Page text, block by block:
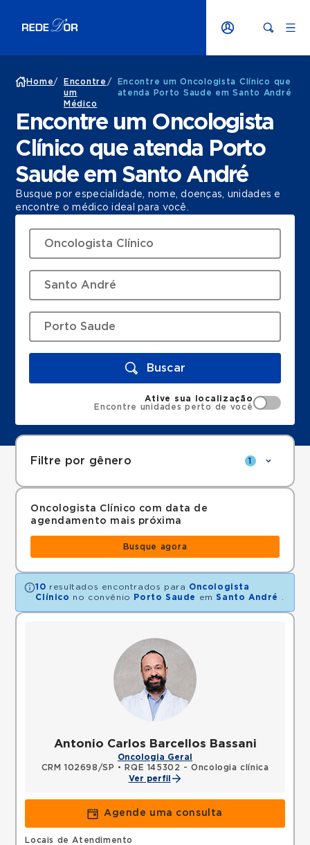
Home/
Encontre
um
Médico
/
Encontre um Oncologista Clínico que
atenda Porto Saude em Santo André
Encontre um Oncologista
Clínico que atenda Porto
Saude em Santo André
Busque por especialidade, nome, doenças, unidades e
encontre o médico ideal para você.
Buscar
Ative sua localização
Encontre unidades perto de você
Filtre por gênero 1
Oncologista Clínico com data de
agendamento mais próxima
Busque agora
10 resultados encontrados para Oncologista
Clínico no convênio Porto Saude em Santo André
Antonio Carlos Barcellos Bassani
Oncologia Geral
CRM 102698/SP •
RQE 145302 - Oncologia clínica
Ver perfil
Agende uma consulta
Locais de Atendimento